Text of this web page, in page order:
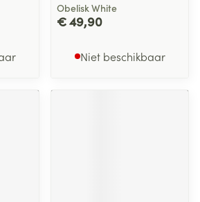
Obelisk White
€ 49,90
Niet beschikbaar